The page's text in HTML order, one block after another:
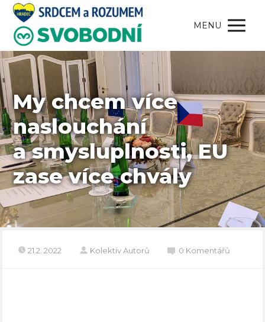
MENU
My chcem více
naslouchání
a smysluplnosti, EU
zase více chvály
21.2. 2022 Kolektiv Autorů 0 Komentářů